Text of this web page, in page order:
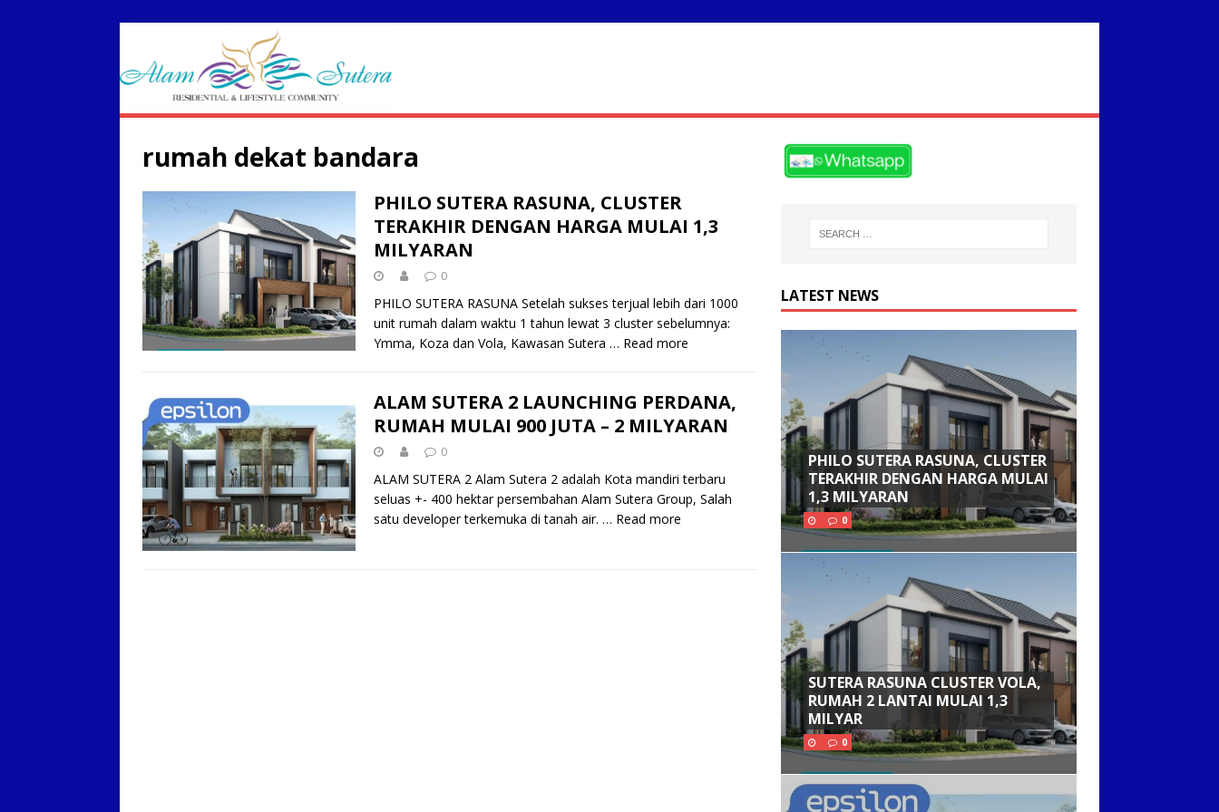
rumah dekat bandara
PHILO SUTERA RASUNA, CLUSTER
TERAKHIR DENGAN HARGA MULAI 1,3
MILYARAN
0
PHILO SUTERA RASUNA Setelah sukses terjual lebih dari 1000
unit rumah dalam waktu 1 tahun lewat 3 cluster sebelumnya:
Ymma, Koza dan Vola, Kawasan Sutera … Read more
ALAM SUTERA 2 LAUNCHING PERDANA,
RUMAH MULAI 900 JUTA – 2 MILYARAN
0
ALAM SUTERA 2 Alam Sutera 2 adalah Kota mandiri terbaru
seluas +- 400 hektar persembahan Alam Sutera Group, Salah
satu developer terkemuka di tanah air. … Read more
LATEST NEWS
PHILO SUTERA RASUNA, CLUSTER
TERAKHIR DENGAN HARGA MULAI
1,3 MILYARAN
0
SUTERA RASUNA CLUSTER VOLA,
RUMAH 2 LANTAI MULAI 1,3
MILYAR
0